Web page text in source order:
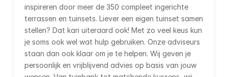
inspireren door meer de 350 compleet ingerichte
terrassen en tuinsets. Liever een eigen tuinset samen
stellen? Dat kan uiteraard ook! Met zo veel keus kun
je soms ook wel wat hulp gebruiken. Onze adviseurs
staan dan ook klaar om je te helpen. Wij geven je
persoonlijk en vrijblijvend advies op basis van jouw